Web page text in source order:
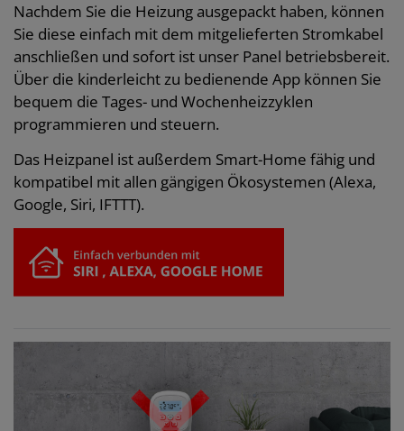
Nachdem Sie die Heizung ausgepackt haben, können
Sie diese einfach mit dem mitgelieferten Stromkabel
anschließen und sofort ist unser Panel betriebsbereit.
Über die kinderleicht zu bedienende App können Sie
bequem die Tages- und Wochenheizzyklen
programmieren und steuern.
Das Heizpanel ist außerdem Smart-Home fähig und
kompatibel mit allen gängigen Ökosystemen (Alexa,
Google, Siri, IFTTT).